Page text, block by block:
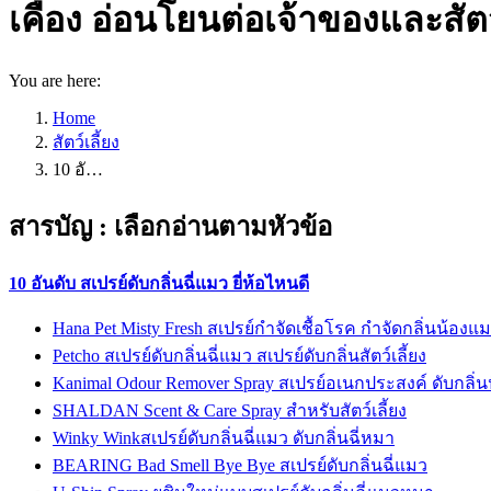
เคือง อ่อนโยนต่อเจ้าของและสัต
You are here:
Home
สัตว์เลี้ยง
10 อั…
สารบัญ : เลือกอ่านตามหัวข้อ
10 อันดับ สเปรย์ดับกลิ่นฉี่แมว ยี่ห้อไหนดี
Hana Pet Misty Fresh สเปรย์กำจัดเชื้อโรค กำจัดกลิ่นน้องแ
Petcho สเปรย์ดับกลิ่นฉี่แมว สเปรย์ดับกลิ่นสัตว์เลี้ยง
Kanimal Odour Remover Spray สเปรย์อเนกประสงค์ ดับกลิ่
SHALDAN Scent & Care Spray สำหรับสัตว์เลี้ยง
Winky Winkสเปรย์ดับกลิ่นฉี่แมว ดับกลิ่นฉี่หมา
BEARING Bad Smell Bye Bye สเปรย์ดับกลิ่นฉี่แมว